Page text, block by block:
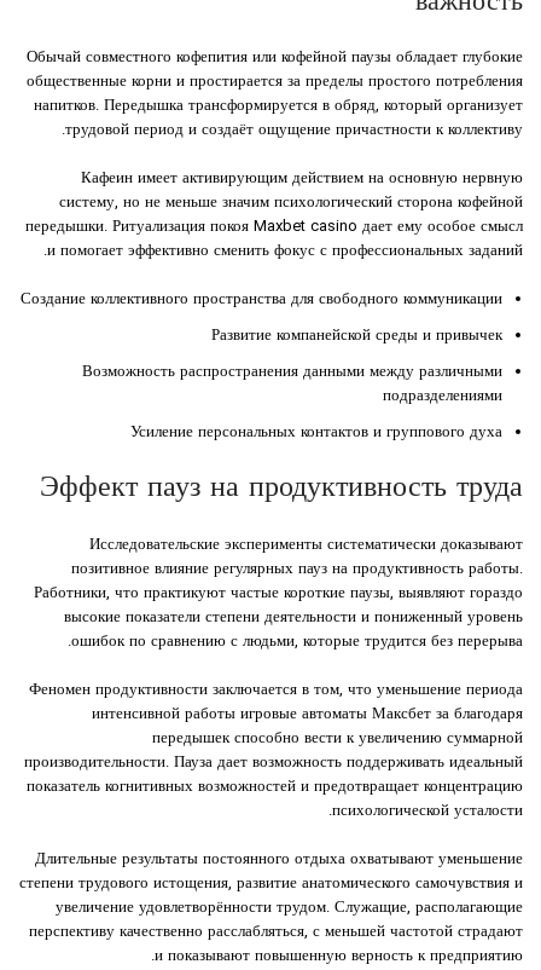
Обычай совместного кофепития или кофейной паузы обладает глубокие
общественные корни и простирается за пределы простого потребления
напитков. Передышка трансформируется в обряд, который организует
трудовой период и создаёт ощущение причастности к коллективу.
Кафеин имеет активирующим действием на основную нервную
систему, но не меньше значим психологический сторона кофейной
передышки. Ритуализация покоя Maxbet casino дает ему особое смысл
и помогает эффективно сменить фокус с профессиональных заданий.
Создание коллективного пространства для свободного коммуникации
Развитие компанейской среды и привычек
Возможность распространения данными между различными
подразделениями
Усиление персональных контактов и группового духа
Эффект пауз на продуктивность труда
Исследовательские эксперименты систематически доказывают
позитивное влияние регулярных пауз на продуктивность работы.
Работники, что практикуют частые короткие паузы, выявляют гораздо
высокие показатели степени деятельности и пониженный уровень
ошибок по сравнению с людьми, которые трудится без перерыва.
Феномен продуктивности заключается в том, что уменьшение периода
интенсивной работы игровые автоматы Максбет за благодаря
передышек способно вести к увеличению суммарной
производительности. Пауза дает возможность поддерживать идеальный
показатель когнитивных возможностей и предотвращает концентрацию
психологической усталости.
Длительные результаты постоянного отдыха охватывают уменьшение
степени трудового истощения, развитие анатомического самочувствия и
увеличение удовлетворённости трудом. Служащие, располагающие
перспективу качественно расслабляться, с меньшей частотой страдают
и показывают повышенную верность к предприятию.